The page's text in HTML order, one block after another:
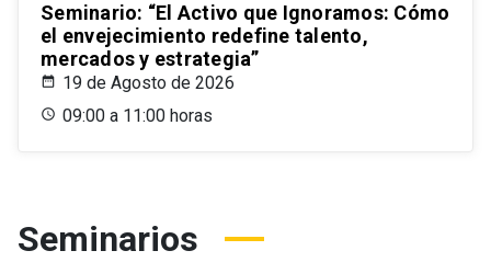
Seminario: “El Activo que Ignoramos: Cómo
el envejecimiento redefine talento,
mercados y estrategia”
19 de Agosto de 2026
09:00 a 11:00 horas
Seminarios